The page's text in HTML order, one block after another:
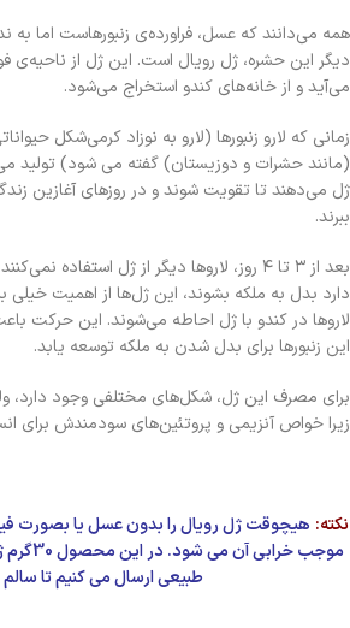
همه می‌دانند که عسل، فراورده‌ی زنبورهاست اما
دیگر این حشره، ژل رویال است. این ژل از ناحیه‌ی
می‌آید و از خانه‌های کندو استخراج می‌شود.
زمانی که لارو زنبورها (لارو به نوزاد کرمی‌شکل
(مانند حشرات و دوزیستان) گفته می شود) تولید
ژل می‌دهند تا تقویت شوند و در روزهای آغازین
ببرند.
بعد از ۳ تا ۴ روز، لاروها دیگر از ژل استفاده
دارد بدل به ملکه بشوند، این ژل‌ها از اهمیت خیلی
لاروها در کندو با ژل احاطه می‌شوند. این حرکت
این زنبورها برای بدل شدن به ملکه توسعه یابد.
برای مصرف این ژل، شکل‌های مختلفی وجود دارد،
زیرا خواص آنزیمی و پروتئین‌های سودمندش برای
نکته: هیچوقت ژل رویال را بدون عسل یا بصورت
موجب
طبیعی ارسال می کنیم تا سالم